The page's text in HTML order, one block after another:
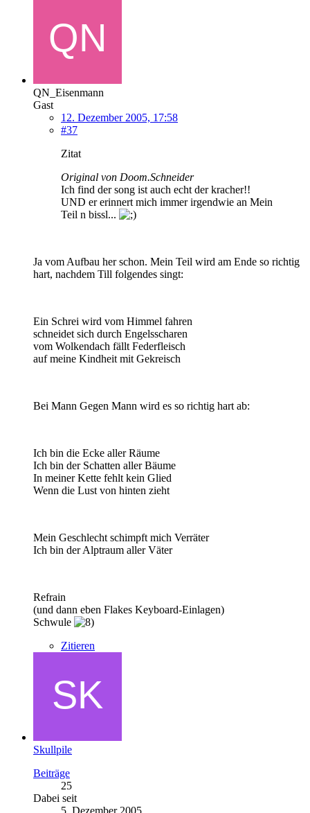
QN_Eisenmann
Gast
12. Dezember 2005, 17:58
#37
Zitat
Original von Doom.Schneider
Ich find der song ist auch echt der kracher!!
UND er erinnert mich immer irgendwie an Mein
Teil n bissl...
Ja vom Aufbau her schon. Mein Teil wird am Ende so richtig
hart, nachdem Till folgendes singt:
Ein Schrei wird vom Himmel fahren
schneidet sich durch Engelsscharen
vom Wolkendach fällt Federfleisch
auf meine Kindheit mit Gekreisch
Bei Mann Gegen Mann wird es so richtig hart ab:
Ich bin die Ecke aller Räume
Ich bin der Schatten aller Bäume
In meiner Kette fehlt kein Glied
Wenn die Lust von hinten zieht
Mein Geschlecht schimpft mich Verräter
Ich bin der Alptraum aller Väter
Refrain
(und dann eben Flakes Keyboard-Einlagen)
Schwule
Zitieren
Skullpile
Beiträge
25
Dabei seit
5. Dezember 2005